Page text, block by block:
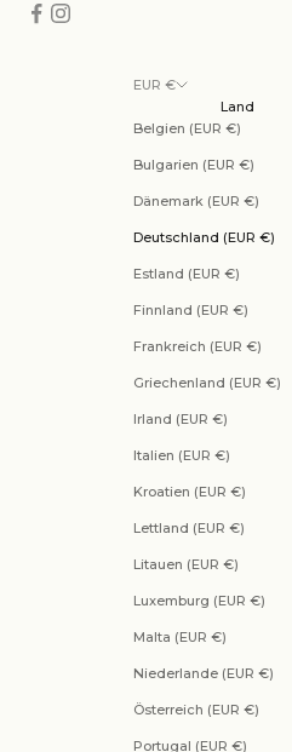
EUR €
Land
Belgien (EUR €)
Bulgarien (EUR €)
Dänemark (EUR €)
Deutschland (EUR €)
Estland (EUR €)
Finnland (EUR €)
Frankreich (EUR €)
Griechenland (EUR €)
Irland (EUR €)
Italien (EUR €)
Kroatien (EUR €)
Lettland (EUR €)
Litauen (EUR €)
Luxemburg (EUR €)
Malta (EUR €)
Niederlande (EUR €)
Österreich (EUR €)
Portugal (EUR €)